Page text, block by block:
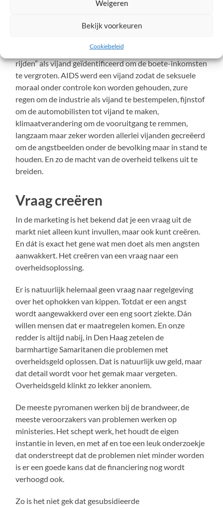
Weigeren
Bekijk voorkeuren
Cookiebeleid
dienst en het leger op peil te houden. En nu moeten we
weet hier in Nederland zullen rondmarcheren.
Na de komst van steeds veiligere auto’s werd het “te snel
rijden” als vijand geïdentificeerd om de boete-inkomsten
te vergroten. AIDS werd een vijand zodat de seksuele
moraal onder controle kon worden gehouden, zure
regen om de industrie als vijand te bestempelen, fijnstof
om de automobilisten tot vijand te maken,
klimaatverandering om de vooruitgang te remmen,
langzaam maar zeker worden allerlei vijanden gecreëerd
om de angstbeelden onder de bevolking maar in stand te
houden. En zo de macht van de overheid telkens uit te
breiden.
Vraag creëren
In de marketing is het bekend dat je een vraag uit de
markt niet alleen kunt invullen, maar ook kunt creëren.
En dát is exact het gene wat men doet als men angsten
aanwakkert. Het creëren van een vraag naar een
overheidsoplossing.
Er is natuurlijk helemaal geen vraag naar regelgeving
over het ophokken van kippen. Totdat er een angst
wordt aangewakkerd over een eng soort ziekte. Dán
willen mensen dat er maatregelen komen. En onze
redder is altijd nabij, in Den Haag zetelen de
barmhartige Samaritanen die problemen met
overheidsgeld oplossen. Dat is natuurlijk uw geld, maar
dat detail wordt voor het gemak maar vergeten.
Overheidsgeld klinkt zo lekker anoniem.
De meeste pyromanen werken bij de brandweer, de
meeste veroorzakers van problemen werken op
ministeries. Het schept werk, het houdt de eigen
instantie in leven, en met af en toe een leuk onderzoekje
dat onderstreept dat de problemen niet minder worden
is er een goede kans dat de financiering nog wordt
verhoogd ook.
Zo is het niet gek dat gesubsidieerde